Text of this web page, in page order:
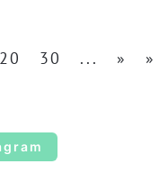
20 30 ... » »